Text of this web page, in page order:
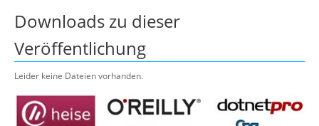
Downloads zu dieser
Veröffentlichung
Leider keine Dateien vorhanden.